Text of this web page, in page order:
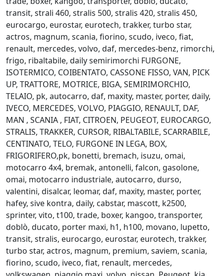
transit, strali 460, stralis 500, stralis 420, stralis 450,
eurocargo, eurostar, eurotech, trakker, turbo star,
actros, magnum, scania, fiorino, scudo, iveco, fiat,
renault, mercedes, volvo, daf, mercedes-benz, rimorchi,
frigo, ribaltabile, daily semirimorchi FURGONE,
ISOTERMICO, COIBENTATO, CASSONE FISSO, VAN, PICK
UP, TRATTORE, MOTRICE, BIGA, SEMIRIMORCHIO,
TELAIO, pk, autocarro, daf, maxity, master, porter, daily,
IVECO, MERCEDES, VOLVO, PIAGGIO, RENAULT, DAF,
MAN , SCANIA , FIAT, CITROEN, PEUGEOT, EUROCARGO,
STRALIS, TRAKKER, CURSOR, RIBALTABILE, SCARRABILE,
CENTINATO, TELO, FURGONE IN LEGA, BOX,
FRIGORIFERO,pk, bonetti, bremach, isuzu, omai,
motocarro 4x4, bremak, antonelli, falcon, gasolone,
omai, motocarro industriale, autocarro, durso,
valentini, disalcar, leomar, daf, maxity, master, porter,
hafey, sive kontra, daily, cabstar, mascott, k2500,
sprinter, vito, t100, trade, boxer, kangoo, transporter,
doblò, ducato, porter maxi, h1, h100, movano, lupetto,
transit, stralis, eurocargo, eurostar, eurotech, trakker,
turbo star, actros, magnum, premium, saviem, scania,
fiorino, scudo, iveco, fiat, renault, mercedes,